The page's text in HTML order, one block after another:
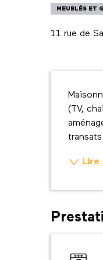
MEUBLÉS ET
11 rue de
(TV,
Lire